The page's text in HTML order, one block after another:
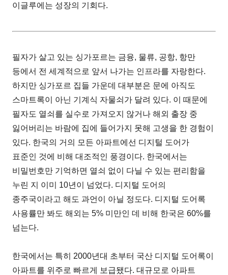
이글루에는 성장의 기회다.
필자가 살고 있는 싱가포르는 금융, 물류, 공항, 항만
등에서 전 세계적으로 앞서 나가는 인프라를 자랑한다.
하지만 싱가포르 집들 가운데 대부분은 문에 아직도
스마트록이 아닌 기계식 자물쇠가 달려 있다. 이 때문에
필자도 열쇠를 실수로 가져오지 않거나 해외 출장 중
잃어버리는 바람에 집에 들어가지 못해 고생을 한 경험이
있다. 한국의 거의 모든 아파트에선 디지털 도어가
표준인 것에 비해 대조적인 풍경이다. 한국에서는
비밀번호만 기억하면 열쇠 없이 다닐 수 있는 편리함을
누린 지 이미 10년이 넘었다. 디지털 도어의
종주국이라고 해도 과언이 아닐 정도다. 디지털 도어록
사용률만 봐도 해외는 5% 미만인 데 비해 한국은 60%를
넘는다.
한국에서는 특히 2000년대 초부터 국산 디지털 도어록이
아파트를 위주로 빠르게 보급됐다. 대규모로 아파트